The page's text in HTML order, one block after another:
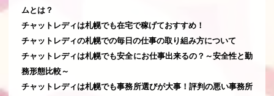
ムとは？
チャットレディは札幌でも在宅で稼げておすすめ！
チャットレディの札幌での毎日の仕事の取り組み方について
チャットレディは札幌でも安全にお仕事出来るの？～安全性と勤
務形態比較～
チャットレディは札幌でも事務所選びが大事！評判の悪い事務所